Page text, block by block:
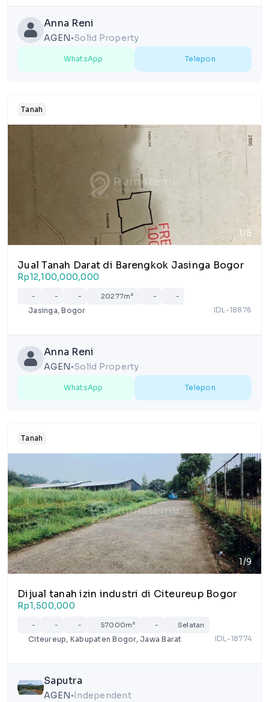
Anna Reni
AGEN lens Solid Property
WhatsApp Telepon
Tanah
1/5
Jual Tanah Darat di Barengkok Jasinga Bogor
Rp12,100,000,000
- - - 20277m² - -
Jasinga, Bogor IDL-18876
Anna Reni
AGEN lens Solid Property
WhatsApp Telepon
Tanah
1/9
Dijual tanah izin industri di Citeureup Bogor
Rp1,500,000
- - - 57000m² - Selatan
Citeureup, Kabupaten Bogor, Jawa Barat IDL-18774
Saputra
AGEN lens Independent